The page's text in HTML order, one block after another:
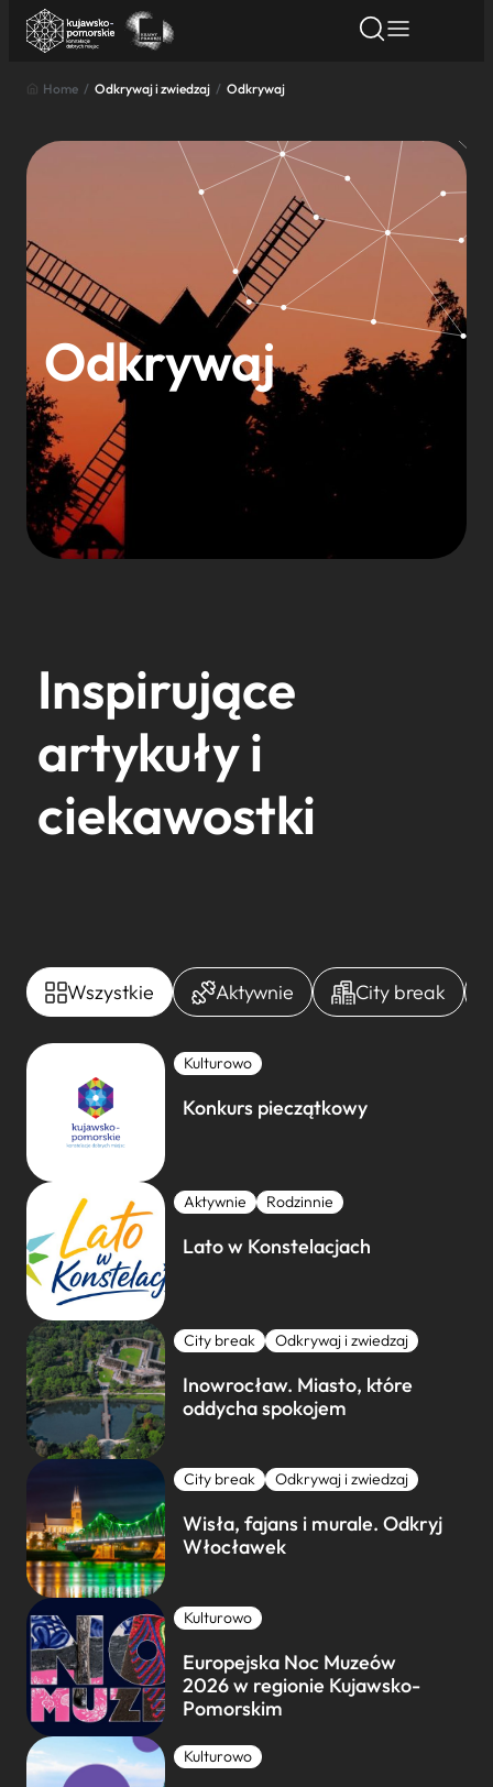
Znajdź atrakcję
Miasto
Kategoria
Wyszukaj
Home / Odkrywaj i zwiedzaj / Odkrywaj
Odkrywaj
Inspirujące
artykuły i
ciekawostki
Wszystkie Aktywnie City break
Kulturowo
Konkurs pieczątkowy
Aktywnie Rodzinnie
Lato w Konstelacjach
City break Odkrywaj i zwiedzaj
Inowrocław. Miasto, które
oddycha spokojem
City break Odkrywaj i zwiedzaj
Wisła, fajans i murale. Odkryj
Włocławek
Kulturowo
Europejska Noc Muzeów
2026 w regionie Kujawsko-
Pomorskim
Kulturowo